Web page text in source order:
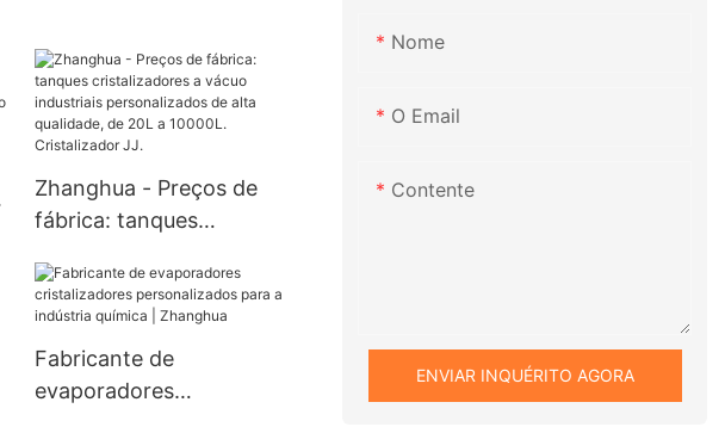
a indústria farmacêutica.
Zhanghua - Preços de
fábrica: tanques
industriais personalizados
de alta qualidade, de 20L a
10000L. Cristalizador JJ.
Fabricante de
evaporadores
Nome
O Email
Contente
ENVIAR INQUÉRITO AGORA